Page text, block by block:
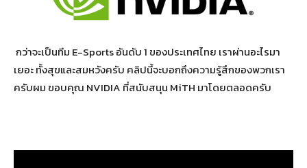
กว่าจะเป็นทีม E-Sports อันดับ 1 ของประเทศไทย เราผ่านอะไรมา
เยอะ ทั้งสุขและสมหวังครับ คลิปนี้จะบอกถึงความรู้สึกของพวกเรา
ครับผม ขอบคุณ NVIDIA ที่สนับสนุน MiTH มาโดยตลอดครับ